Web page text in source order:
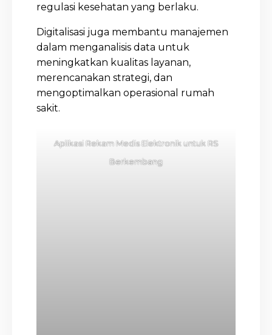
regulasi kesehatan yang berlaku.
Digitalisasi juga membantu manajemen
dalam menganalisis data untuk
meningkatkan kualitas layanan,
merencanakan strategi, dan
mengoptimalkan operasional rumah
sakit.
Aplikasi Rekam Medis Elektronik untuk RS
Berkembang